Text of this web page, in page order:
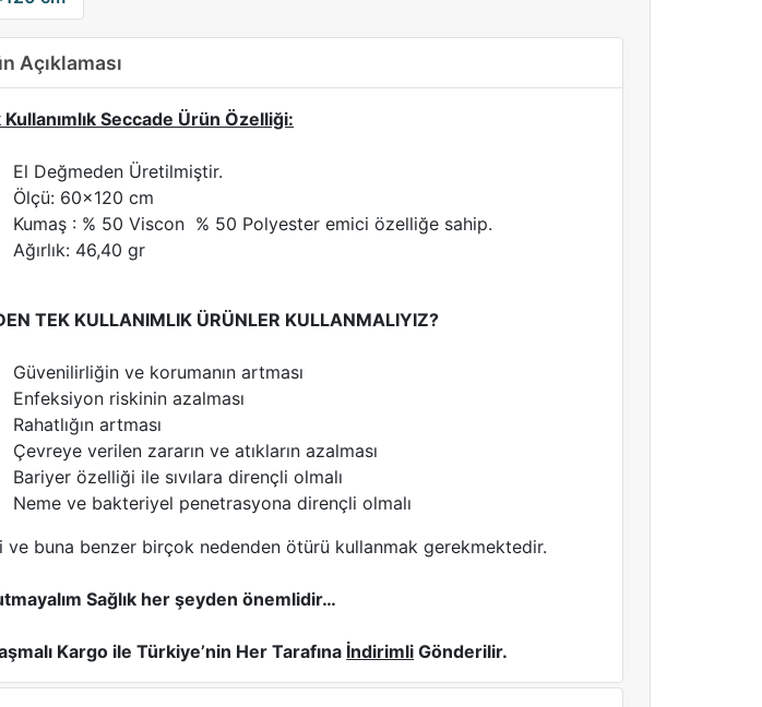
Açıklaması
Kullanımlık Seccade Ürün Özelliği:
El Değmeden Üretilmiştir.
Ölçü: 60x120 cm
Kumaş : % 50 Viscon % 50 Polyester emici özelliğe sahip.
Ağırlık: 46,40 gr
TEK KULLANIMLIK ÜRÜNLER KULLANMALIYIZ?
Güvenilirliğin ve korumanın artması
Enfeksiyon riskinin azalması
Rahatlığın artması
Çevreye verilen zararın ve atıkların azalması
Bariyer özelliği ile sıvılara dirençli olmalı
Neme ve bakteriyel penetrasyona dirençli olmalı
ve buna benzer birçok nedenden ötürü kullanmak gerekmektedir.
Sağlık her şeyden önemlidir…
Kargo ile Türkiye’nin Her Tarafına İndirimli Gönderilir.